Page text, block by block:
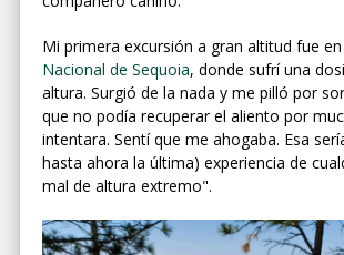
Mi primera excursión a gran altitud fue en
Nacional de Sequoia, donde sufrí una
altura. Surgió de la nada y me pilló por
que no podía recuperar el aliento por
intentara. Sentí que me ahogaba. Esa
hasta ahora la última) experiencia de
mal de altura extremo".